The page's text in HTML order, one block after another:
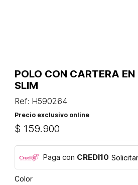
POLO CON CARTERA EN
SLIM
Ref: H590264
Precio exclusivo online
$ 159.900
Paga con CREDI10 Solicitar
Color